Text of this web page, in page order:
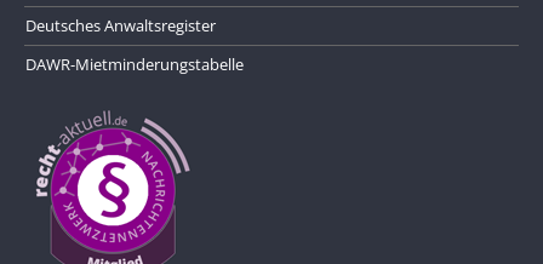
Deutsches Anwaltsregister
DAWR-Mietminderungstabelle